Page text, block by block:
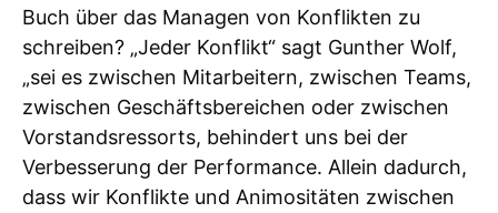
Buch über das Managen von Konflikten zu
schreiben? „Jeder Konflikt“ sagt Gunther Wolf,
„sei es zwischen Mitarbeitern, zwischen Teams,
zwischen Geschäftsbereichen oder zwischen
Vorstandsressorts, behindert uns bei der
Verbesserung der Performance. Allein dadurch,
dass wir Konflikte und Animositäten zwischen